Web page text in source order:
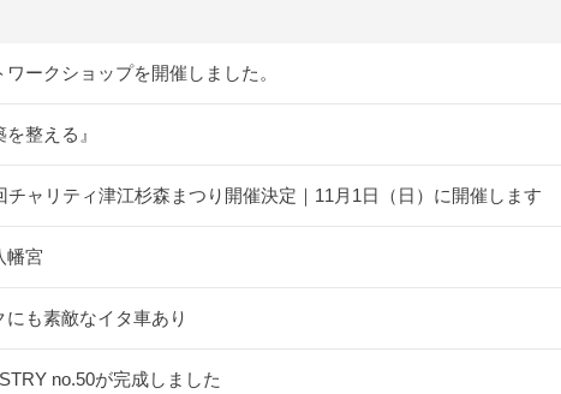
ワークショップを開催しました。
を整える』
チャリティ津江杉森まつり開催決定｜11月1日（日）に開催します
幡宮
にも素敵なイタ車あり
no.50が完成しました